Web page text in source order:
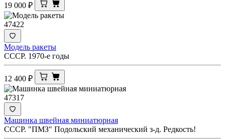
19 000 ₽
47422
Модель ракеты
СССР. 1970-е годы
12 400 ₽
47317
Машинка швейная миниатюрная
СССР. "ПМЗ" Подольский механический з-д. Редкость!